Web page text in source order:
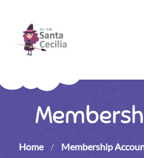
Home / Membership